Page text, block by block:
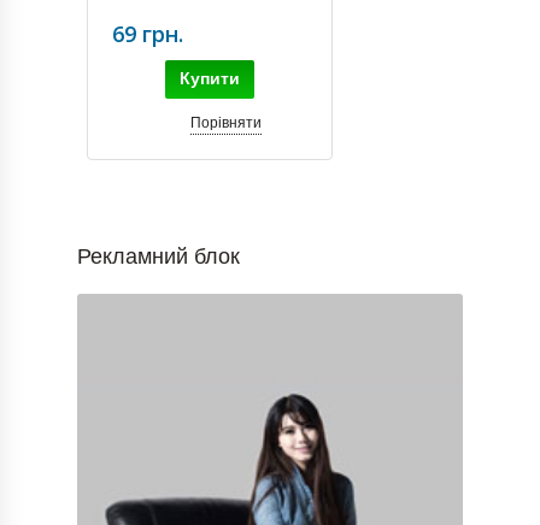
69 грн.
Купити
Порівняти
Рекламний блок